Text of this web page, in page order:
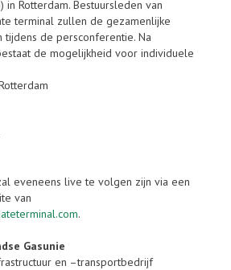
in Rotterdam. Bestuursleden van
terminal zullen de gezamenlijke
de persconferentie. Na
de mogelijkheid voor individuele
eveneens live te volgen zijn via een
van
.
Gasunie
en –transportbedrijf